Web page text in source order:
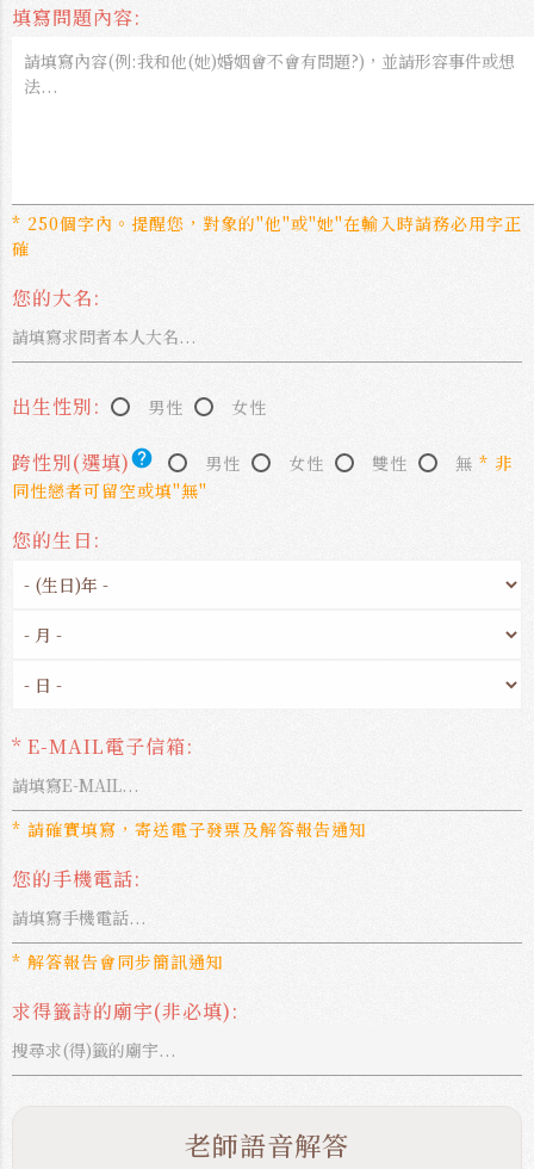
填寫問題內容:
* 250個字內。提醒您，對象的"他"或"她"在輸入時請務必用字正
確
您的大名:
出生性別: 男性 女性
跨性別(選填)help 男性 女性 雙性 無 * 非
同性戀者可留空或填"無"
您的生日:
* E-MAIL電子信箱:
* 請確實填寫，寄送電子發票及解答報告通知
您的手機電話:
* 解答報告會同步簡訊通知
求得籤詩的廟宇(非必填):
老師語音解答